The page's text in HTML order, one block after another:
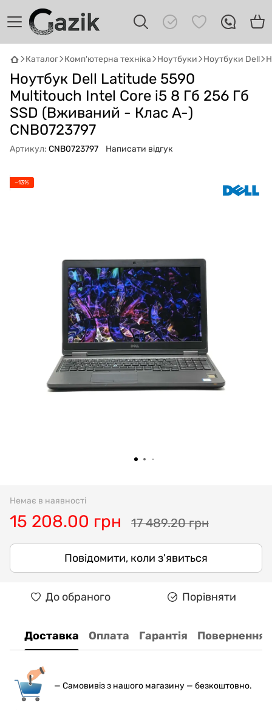
Каталог Комп'ютерна техніка Ноутбуки Ноутбуки Dell
Ноутбук Dell Latitude 5590
Multitouch Intel Core i5 8 Гб 256 Гб
SSD (Вживаний - Клас A-)
CNB0723797
Артикул: CNB0723797 Написати відгук
−13%
Немає в наявності
15 208.00 грн 17 489.20 грн
Повідомити, коли з'явиться
До обраного Порівняти
Доставка Оплата Гарантія Повернення
— Самовивіз з нашого магазину — безкоштовно.
GAZIK AI
Онлайн · пошук техніки
Привіт! 👋 Я Gazik AI — допоможу
підібрати вживану комп'ютерну техніку.
Що шукаєш?